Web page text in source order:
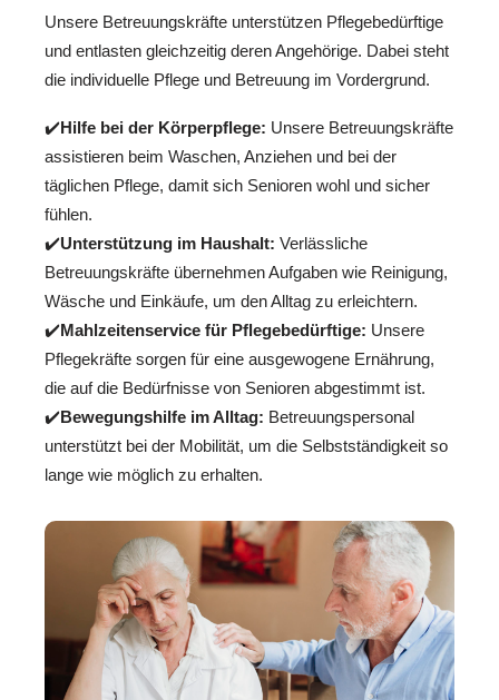
Unsere Betreuungskräfte unterstützen Pflegebedürftige
und entlasten gleichzeitig deren Angehörige. Dabei steht
die individuelle Pflege und Betreuung im Vordergrund.
✔️Hilfe bei der Körperpflege: Unsere Betreuungskräfte
assistieren beim Waschen, Anziehen und bei der
täglichen Pflege, damit sich Senioren wohl und sicher
fühlen.
✔️Unterstützung im Haushalt: Verlässliche
Betreuungskräfte übernehmen Aufgaben wie Reinigung,
Wäsche und Einkäufe, um den Alltag zu erleichtern.
✔️Mahlzeitenservice für Pflegebedürftige: Unsere
Pflegekräfte sorgen für eine ausgewogene Ernährung,
die auf die Bedürfnisse von Senioren abgestimmt ist.
✔️Bewegungshilfe im Alltag: Betreuungspersonal
unterstützt bei der Mobilität, um die Selbstständigkeit so
lange wie möglich zu erhalten.